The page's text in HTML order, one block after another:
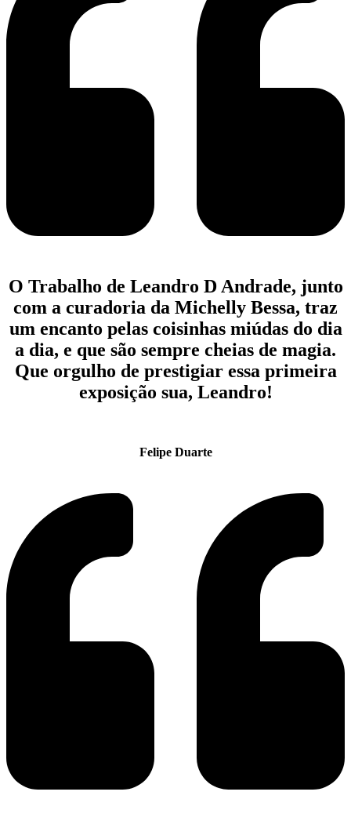
O Trabalho de Leandro D Andrade, junto
com a curadoria da Michelly Bessa, traz
um encanto pelas coisinhas miúdas do dia
a dia, e que são sempre cheias de magia.
Que orgulho de prestigiar essa primeira
exposição sua, Leandro!
Felipe Duarte